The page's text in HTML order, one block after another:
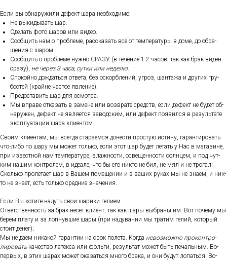
Ес­ли вы об­на­ружи­ли де­фект ша­ра не­об­хо­димо:
Не вы­киды­вать шар.
Сде­лать фо­то ша­ров или ви­део.
Со­об­щить нам о проб­ле­ме, рас­ска­зать всё от тем­пе­рату­ры в до­ме, до об­ра­
щения с ша­ром.
Со­об­щить о проб­ле­ме нуж­но СРА­ЗУ (в те­чение 1-2 ча­сов, так как брак ви­ден
сра­зу), не че­рез 3 ча­са, сут­ки или не­делю.
Спо­кой­но дож­дать­ся от­ве­та, без ос­кор­бле­ний, уг­роз, шан­та­жа и дру­гих гру­
бос­тей (край­не час­тое яв­ле­ние).
Пре­дос­та­вить шар для ос­мотра.
Мы впра­ве от­ка­зать в за­мене или воз­вра­те средств, ес­ли де­фект не бу­дет об­
на­ружен, де­фект не яв­ля­ет­ся за­вод­ским, или де­фект по­явил­ся в ре­зуль­та­те
экс­плу­ата­ции ша­ра кли­ен­том.
Сво­им кли­ен­там, мы всег­да ста­ра­ем­ся до­нес­ти прос­тую ис­ти­ну, га­ран­ти­ровать
что-ли­бо по ша­ру мы мо­жет толь­ко, ес­ли этот шар бу­дет ле­тать у Нас в ма­гази­не,
при из­вес­тной нам тем­пе­рату­ре, влаж­ности, ос­ве­щен­ности сол­нцем, и под чут­
ким на­шим кон­тро­лем, в иде­але, что бы его ник­то не бил, не мял и не тро­гал!
Сколь­ко про­лета­ет шар в Ва­шем по­меще­нии и в ва­ших ру­ках мы не зна­ем, и ник­
то не зна­ет, есть толь­ко сред­ние зна­чения.
Ес­ли Вы хо­тите на­дуть свои ша­рики ге­ли­ем
От­ветс­твен­ность за брак не­сет кли­ент, так как ша­ры выб­ра­ны им. Вот по­чему мы
бе­рем пла­ту и за лоп­нувшие ша­ры (при на­дува­нии мы тра­тим ге­лий, ко­торый
сто­ит де­нег);
Мы не да­ем ни­какой га­ран­тии на срок по­лета. Ког­да не­воз­можно про­кон­тро­
лиро­ватька­чес­тво ла­тек­са или фоль­ги, ре­зуль­тат мо­жет быть пе­чаль­ным. Во-
пер­вых, в этих ша­рах мо­жет ока­зать­ся мно­го бра­ка, и они бу­дут ло­пать­ся. Во-